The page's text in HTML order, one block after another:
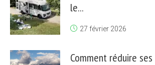
le...
27 février 2026
Comment réduire